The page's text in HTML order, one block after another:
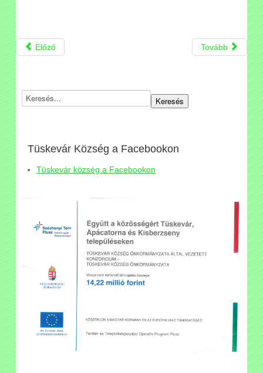
Előző Tovább
Tüskevár Község a Facebookon
Tüskevár község a Facebookon